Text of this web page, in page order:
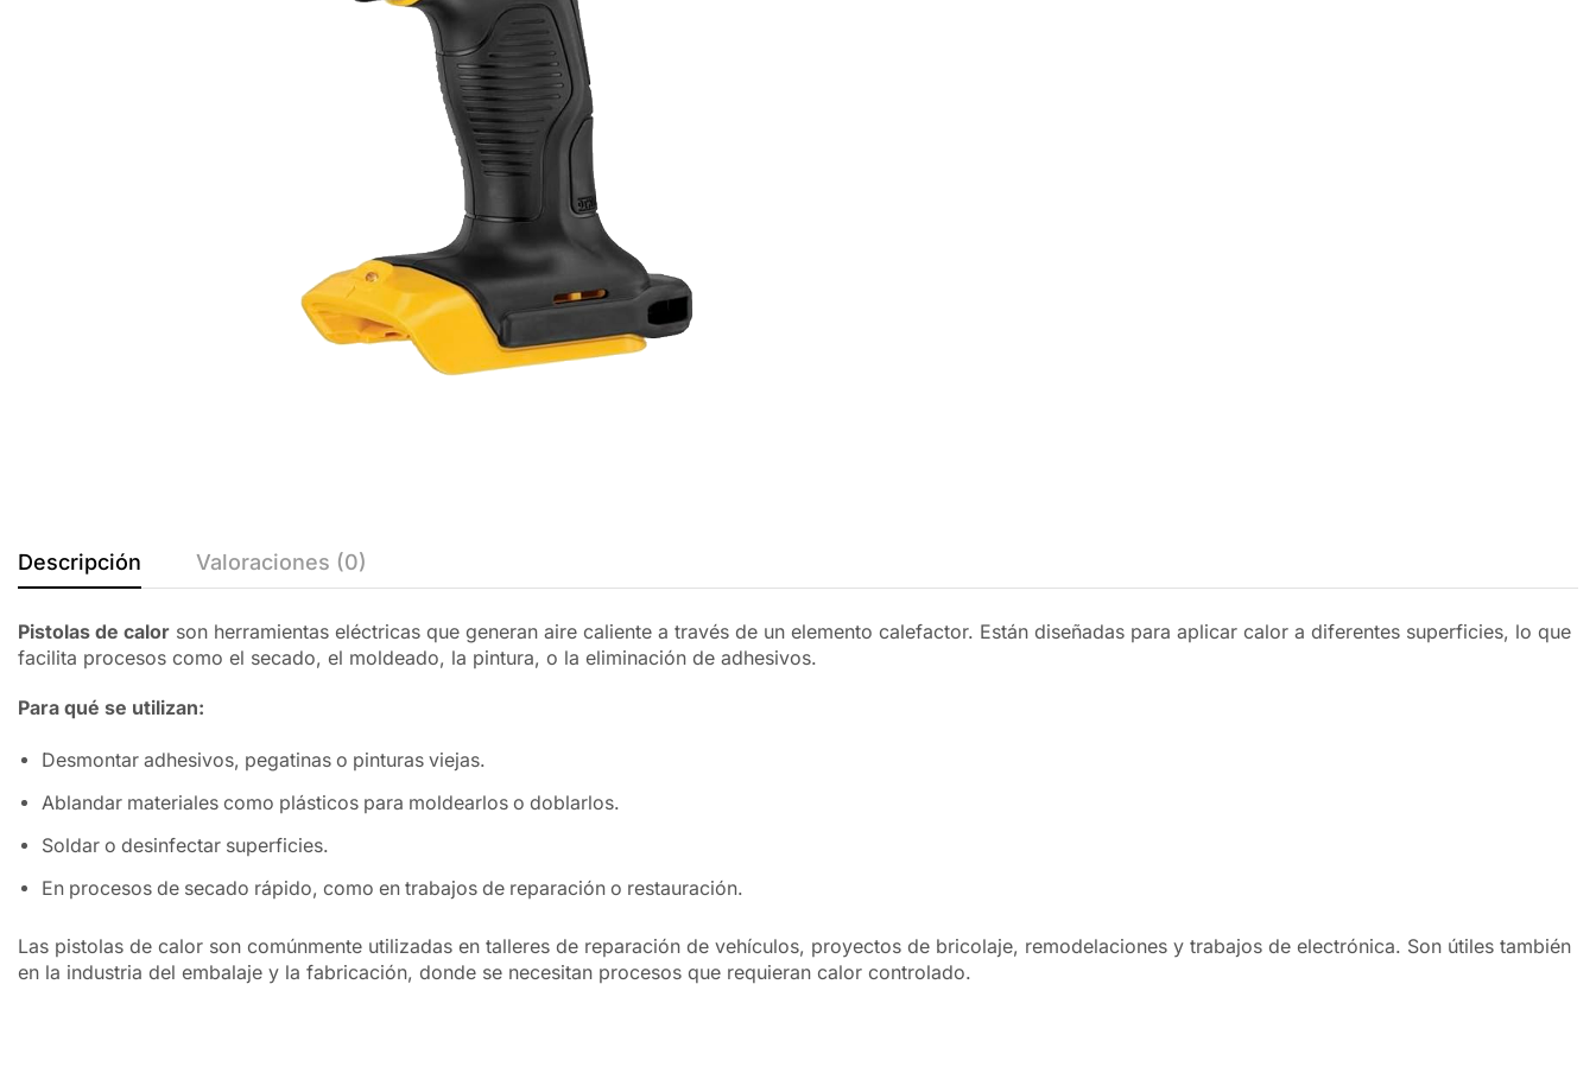
Descripción Valoraciones (0)
Pistolas de calor son herramientas eléctricas que generan aire caliente a través de un elemento calefactor. Están diseñadas para aplicar calor a diferentes superficies, lo que
facilita procesos como el secado, el moldeado, la pintura, o la eliminación de adhesivos.
Para qué se utilizan:
Desmontar adhesivos, pegatinas o pinturas viejas.
Ablandar materiales como plásticos para moldearlos o doblarlos.
Soldar o desinfectar superficies.
En procesos de secado rápido, como en trabajos de reparación o restauración.
Las pistolas de calor son comúnmente utilizadas en talleres de reparación de vehículos, proyectos de bricolaje, remodelaciones y trabajos de electrónica. Son útiles también
en la industria del embalaje y la fabricación, donde se necesitan procesos que requieran calor controlado.